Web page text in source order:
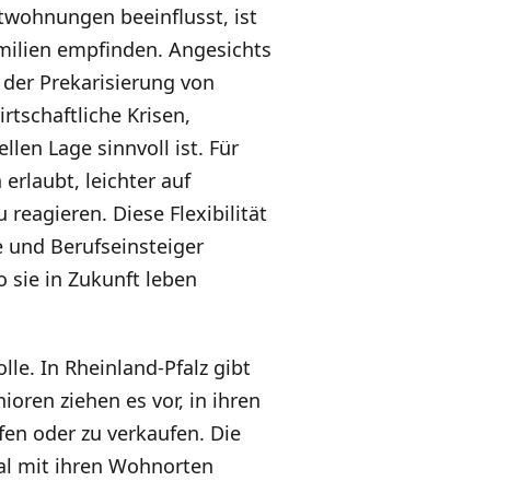
beeinflusst, ist
empfinden. Angesichts
Prekarisierung von
Krisen,
Lage sinnvoll ist. Für
erlaubt, leichter auf
reagieren. Diese Flexibilität
und Berufseinsteiger
sie in Zukunft leben
In Rheinland-Pfalz gibt
ziehen es vor, in ihren
oder zu verkaufen. Die
mit ihren Wohnorten